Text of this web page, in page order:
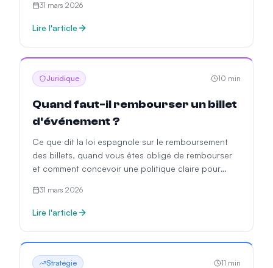
31 mars 2026
Lire l'article
Juridique 10 min
Quand faut-il rembourser un billet
d'événement ?
Ce que dit la loi espagnole sur le remboursement
des billets, quand vous êtes obligé de rembourser
et comment concevoir une politique claire pour
31 mars 2026
Lire l'article
Stratégie 11 min